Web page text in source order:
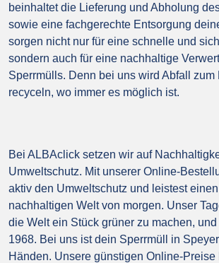
beinhaltet die Lieferung und Abholung
sowie eine fachgerechte Entsorgung
sorgen nicht nur für eine schnelle und
sondern auch für eine nachhaltige
Sperrmülls. Denn bei uns wird Abfall zum
recyceln, wo immer es möglich ist.
Bei ALBAclick setzen wir auf
Umweltschutz. Mit unserer Online-
aktiv den Umweltschutz und leistest
nachhaltigen Welt von morgen. Unser
die Welt ein Stück grüner zu machen,
1968. Bei uns ist dein Sperrmüll in
Händen. Unsere günstigen Online-